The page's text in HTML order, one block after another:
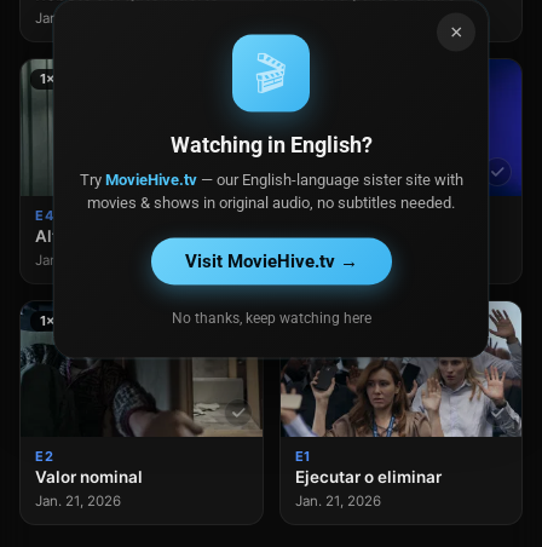
Jan. 21, 2026
1×4
E4
Alto riesgo
Jan. 21, 2026
E3
A corto plazo
Jan. 21, 2026
1×2
E2
Valor nominal
Jan. 21, 2026
1×1
E1
Ejecutar o eliminar
Jan. 21, 2026
×
🎬
Watching in English?
Try MovieHive.tv— our English-language sister site with
movies & shows in original audio, no subtitles needed.
Visit MovieHive.tv →
No thanks, keep watching here